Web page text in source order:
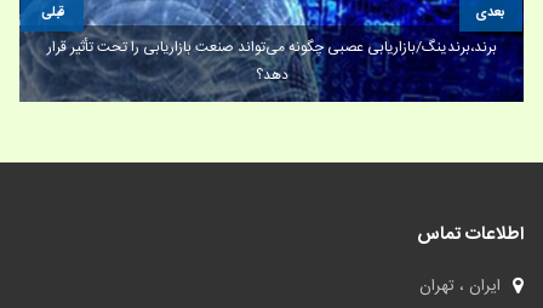
برند،برندینگ/بازاریابی عصبی چگونه می‌تواند صنعت بازاریابی را تحت تأثیر قرار
دهد؟
قبلی بعدی
اطلاعات تماس
ایران ، تهران